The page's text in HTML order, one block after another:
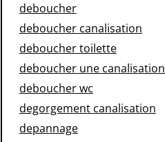
deboucher
deboucher canalisation
deboucher toilette
deboucher une canalisation
deboucher wc
degorgement canalisation
depannage